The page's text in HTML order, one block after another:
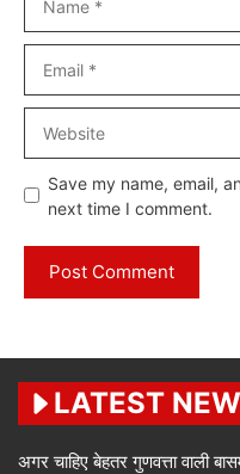
Save my name, email,
next time I comment.
LATEST
अगर चाहिए बेहतर गुणवत्ता वाली